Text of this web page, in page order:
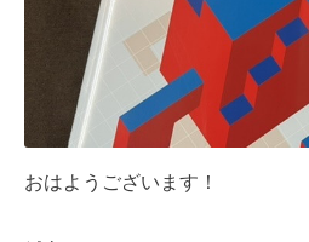
おはようございます！